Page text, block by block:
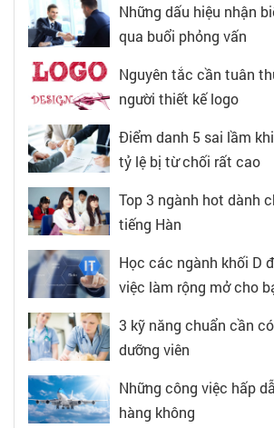
Những dấu hiệu nhận
qua buổi phỏng vấn
Nguyên tắc cần tuân
người thiết kế logo
Điểm danh 5 sai lầm
tỷ lệ bị từ chối rất cao
Top 3 ngành hot dành
tiếng Hàn
Học các ngành khối D
việc làm rộng mở cho
3 kỹ năng chuẩn cần
dưỡng viên
Những công việc hấp
hàng không